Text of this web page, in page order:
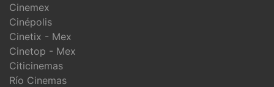
Cinemex
Cinépolis
Cinetix - Mex
Cinetop - Mex
Citicinemas
Río Cinemas